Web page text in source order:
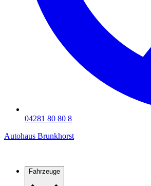
04281 80 80 8
Autohaus Brunkhorst
Fahrzeuge